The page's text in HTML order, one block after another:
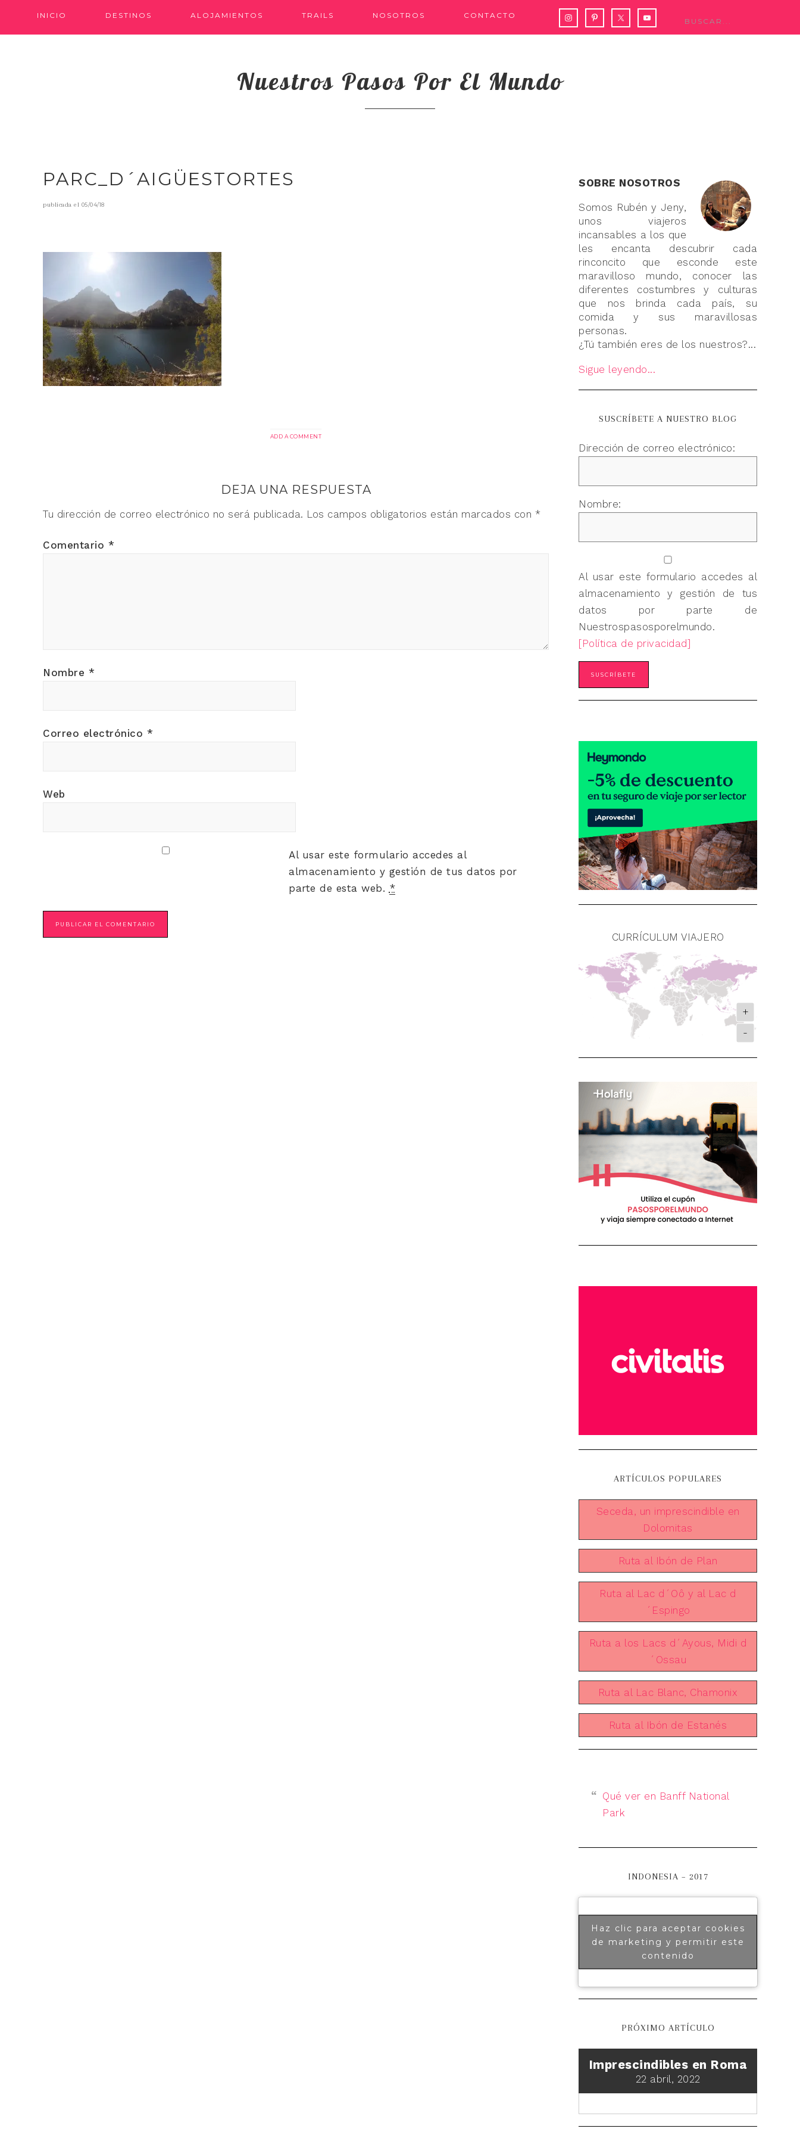
INICIO DESTINOS ALOJAMIENTOS TRAILS NOSOTROS CONTACTO
Nuestros Pasos Por El Mundo
PARC_D´AIGÜESTORTES
publicada el 05/04/18
ADD A COMMENT
DEJA UNA RESPUESTA
Tu dirección de correo electrónico no será publicada. Los campos obligatorios están marcados con *
Comentario *
Nombre *
Correo electrónico *
Web
Al usar este formulario accedes al
almacenamiento y gestión de tus datos por
parte de esta web. *
SOBRE NOSOTROS
Somos Rubén y Jeny,
unos viajeros
incansables a los que
les encanta descubrir cada
rinconcito que esconde este
maravilloso mundo, conocer las
diferentes costumbres y culturas
que nos brinda cada país, su
comida y sus maravillosas
personas.
¿Tú también eres de los nuestros?...
Sigue leyendo...
SUSCRÍBETE A NUESTRO BLOG
Dirección de correo electrónico:
Nombre:
Al usar este formulario accedes al
almacenamiento y gestión de tus
datos por parte de
Nuestrospasosporelmundo.
[Política de privacidad]
CURRÍCULUM VIAJERO
+
-
ARTÍCULOS POPULARES
Seceda, un imprescindible en
Dolomitas
Ruta al Ibón de Plan
Ruta al Lac d´Oô y al Lac d
´Espingo
Ruta a los Lacs d´Ayous, Midi d
´Ossau
Ruta al Lac Blanc, Chamonix
Ruta al Ibón de Estanés
Qué ver en Banff National
Park
INDONESIA – 2017
Haz clic para aceptar cookies
de marketing y permitir este
contenido
PRÓXIMO ARTÍCULO
Imprescindibles en Roma
22 abril, 2022